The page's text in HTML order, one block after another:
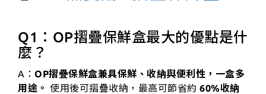
Q1：OP摺疊保鮮盒最大的優點是什
麼？
A： OP摺疊保鮮盒兼具保鮮、收納與便利性，一盒多
用途。 使用後可摺疊收納，最高可節省約 60%收納